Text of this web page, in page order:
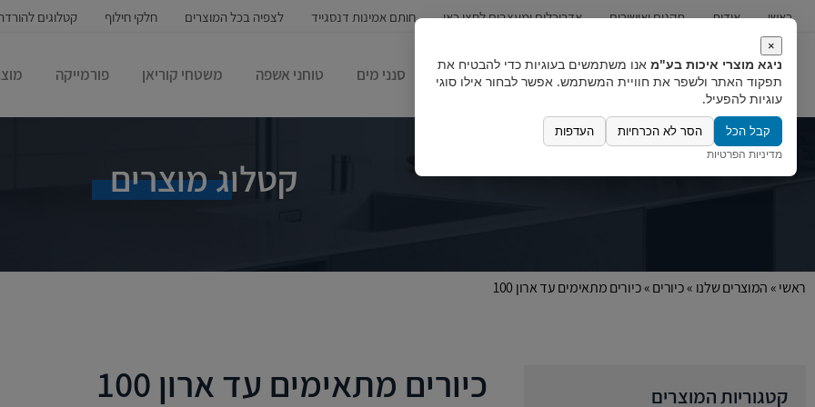
ראשי אודות תקנים ואישורים אדריכלים ומעצבים לחצו כאן חותם אמינות דנסגייד לצפיה בכל המוצרים חלקי חילוף קטלוגים
כיורים ברזים מערכות מים סנני מים טוחני אשפה משטחי קוריאן פורמייקה
קטלוג מוצרים
ראשי»המוצרים שלנו »כיורים»כיורים מתאימים עד ארון 100
קטגוריות המוצרים כיורים מתאימים עד ארון 100
×
ניגא מוצרי איכות בע"מ אנו משתמשים בעוגיות כדי להבטיח את
תפקוד האתר ולשפר את חוויית המשתמש. אפשר לבחור אילו סוגי
עוגיות להפעיל.
קבל הכל הסר לא הכרחיות העדפות
מדיניות הפרטיות